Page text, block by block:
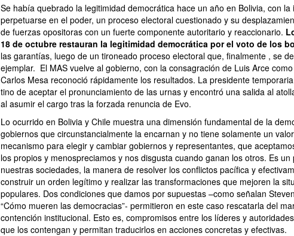
Se había quebrado la legitimidad democrática hace un año en Bolivia, con
perpetuarse en el poder, un proceso electoral cuestionado y su
de fuerzas opositoras con un fuerte componente autoritario y reaccionario.
18 de octubre restauran la legitimidad democrática por el voto de los
las garantías, luego de un tironeado proceso electoral que, finalmente , se
ejemplar. El MAS vuelve al gobierno, con la consagración de Luis Arce
Carlos Mesa reconoció rápidamente los resultados. La presidente
tino de aceptar el pronunciamiento de las urnas y encontró una salida al
al asumir el cargo tras la forzada renuncia de Evo.
Lo ocurrido en Bolivia y Chile muestra una dimensión fundamental de la
gobiernos que circunstancialmente la encarnan y no tiene solamente un
mecanismo para elegir y cambiar gobiernos y representantes, que
los propios y menospreciamos y nos disgusta cuando ganan los otros. Es
nuestras sociedades, la manera de resolver los conflictos pacífica y
construir un orden legítimo y realizar las transformaciones que mejoren la
populares. Dos condiciones que damos por supuestas –como señalan
“Cómo mueren las democracias”- permitieron en este caso rescatarla del
contención institucional. Esto es, compromisos entre los líderes y
que los contengan y permitan traducirlos en acciones concretas y efectivas.